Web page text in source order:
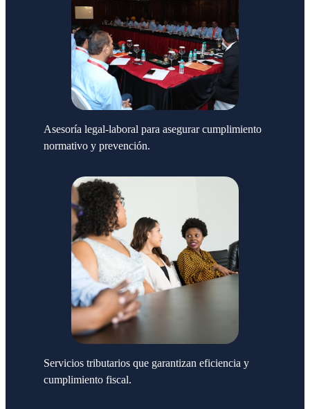
Asesoría legal-laboral para asegurar cumplimiento
normativo y prevención.
Servicios tributarios que garantizan eficiencia y
cumplimiento fiscal.